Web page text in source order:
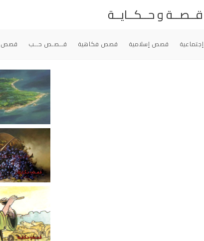
قــصــة و حــكــايــة
قصص إسلامية قصص فكاهية قــصـص حــب قصص